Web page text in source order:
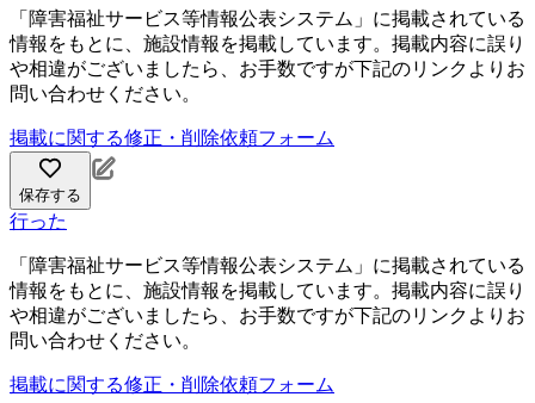
「障害福祉サービス等情報公表システム」に掲載されている
情報をもとに、施設情報を掲載しています。掲載内容に誤り
や相違がございましたら、お手数ですが下記のリンクよりお
問い合わせください。
掲載に関する修正・削除依頼フォーム
保存する
行った
「障害福祉サービス等情報公表システム」に掲載されている
情報をもとに、施設情報を掲載しています。掲載内容に誤り
や相違がございましたら、お手数ですが下記のリンクよりお
問い合わせください。
掲載に関する修正・削除依頼フォーム